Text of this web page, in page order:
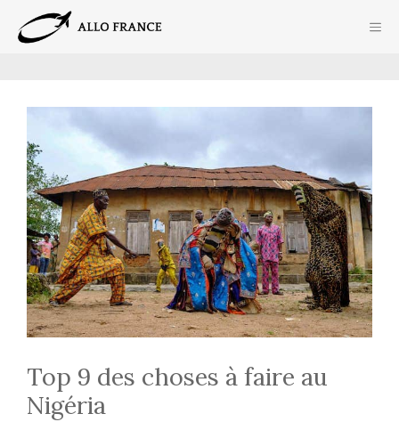
contenu
Top 9 des choses à faire au
Nigéria